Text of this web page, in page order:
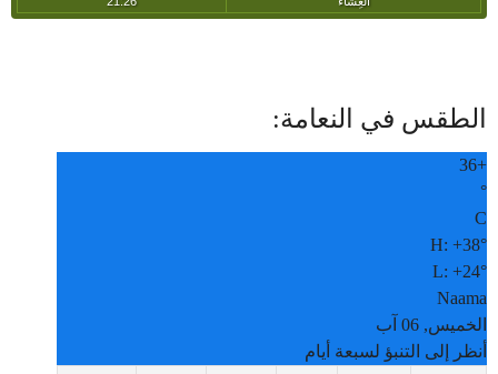
الطقس في النعامة:
+
36
°
C
H: +38°
L: +24°
Naama
الخميس, 06 آب
أنظر إلى التنبؤ لسبعة أيام